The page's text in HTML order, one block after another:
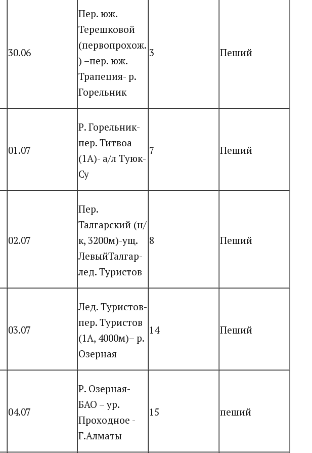
30.06
Пер. юж.
Терешковой
(первопрохож.
) –пер. юж.
Трапеция- р.
Горельник
3 Пеший
01.07
Р. Горельник-
пер. Титвоа
(1А)- а/л Туюк-
Су
7 Пеший
02.07
Пер.
Талгарский (н/
к, 3200м)-ущ.
ЛевыйТалгар-
лед. Туристов
8 Пеший
03.07
Лед. Туристов-
пер. Туристов
(1А, 4000м)– р.
Озерная
14 Пеший
04.07
Р. Озерная-
БАО – ур.
Проходное -
Г.Алматы
15 пеший